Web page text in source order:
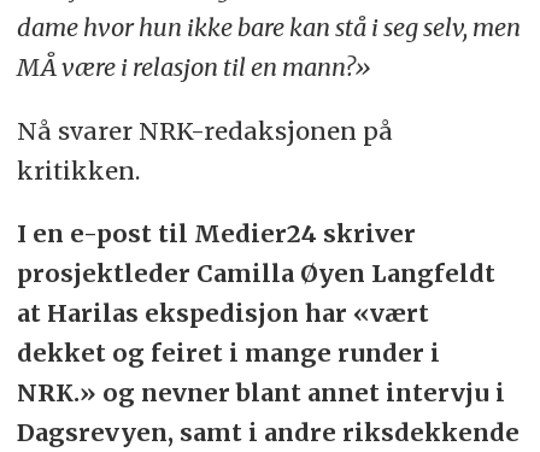
dame hvor hun ikke bare kan stå i seg selv, men
MÅ være i relasjon til en mann?»
Nå svarer NRK-redaksjonen på
kritikken.
I en e-post til Medier24 skriver
prosjektleder Camilla Øyen Langfeldt
at Harilas ekspedisjon har «vært
dekket og feiret i mange runder i
NRK.» og nevner blant annet intervju i
Dagsrevyen, samt i andre riksdekkende